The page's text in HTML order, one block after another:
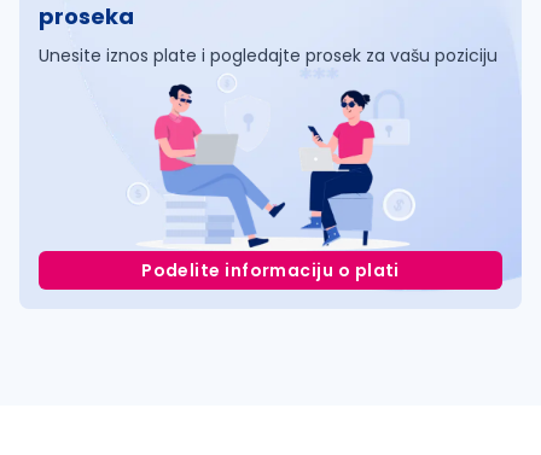
proseka
Unesite iznos plate i pogledajte prosek za vašu poziciju
Podelite informaciju o plati